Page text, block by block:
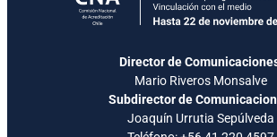
Director de
Mario Riveros Monsalve
Subdirector de
Joaquín Urrutia Sepúlveda